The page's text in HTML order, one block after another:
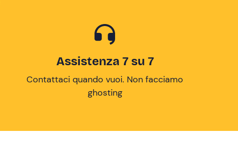
Assistenza 7 su 7
Contattaci quando vuoi. Non facciamo
ghosting